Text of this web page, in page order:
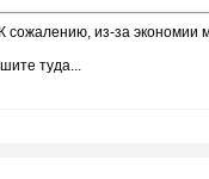
из-за экономии
туда...